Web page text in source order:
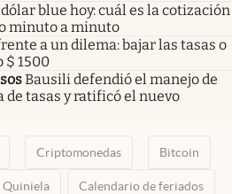
blue hoy: cuál es la cotización
minuto a minuto
a un dilema: bajar las tasas o
$ 1500
Bausili defendió el manejo de
de tasas y ratificó el nuevo
Criptomonedas Bitcoin
Quiniela Calendario de feriados